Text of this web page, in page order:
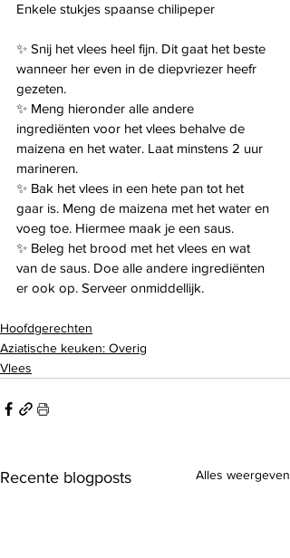
Enkele stukjes spaanse chilipeper
✨️ Snij het vlees heel fijn. Dit gaat het beste
wanneer her even in de diepvriezer heefr
gezeten.
✨️ Meng hieronder alle andere
ingrediënten voor het vlees behalve de
maizena en het water. Laat minstens 2 uur
marineren.
✨️ Bak het vlees in een hete pan tot het
gaar is. Meng de maizena met het water en
voeg toe. Hiermee maak je een saus.
✨️ Beleg het brood met het vlees en wat
van de saus. Doe alle andere ingrediënten
er ook op. Serveer onmiddellijk.
Hoofdgerechten
Aziatische keuken: Overig
Vlees
Recente blogposts Alles weergeven